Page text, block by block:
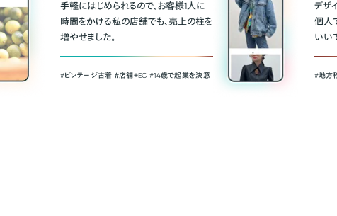
手軽にはじめられるので、お客様1人に
時間をかける私の店舗でも、売上の柱を
増やせました。
#ビンテージ古着 ＃店舗＋EC #14歳で起業を決意
デザ
個人
いい
#地方